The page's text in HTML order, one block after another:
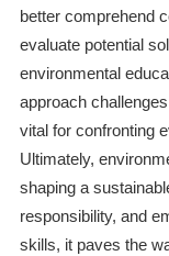
better comprehend
evaluate potential
environmental
approach
vital for confronting
Ultimately,
shaping a
responsibility, and
skills, it paves the